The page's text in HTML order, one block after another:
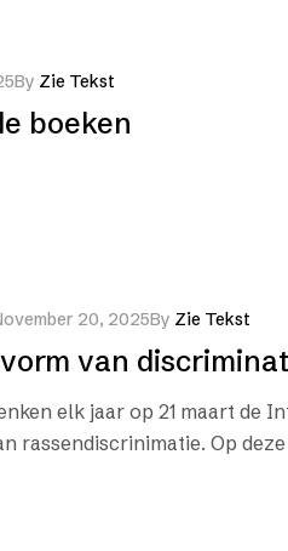
By Zie Tekst
boeken
20, 2025By Zie Tekst
van
elk jaar op 21 maart de
rassendiscrinimatie. Op